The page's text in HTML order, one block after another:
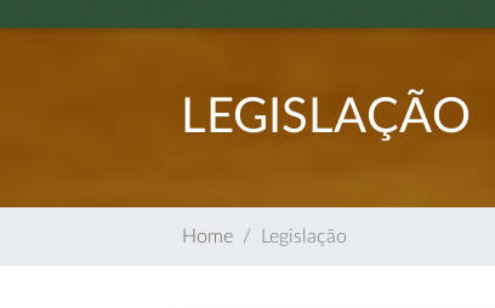
LEGISLAÇÃO
Home Legislação